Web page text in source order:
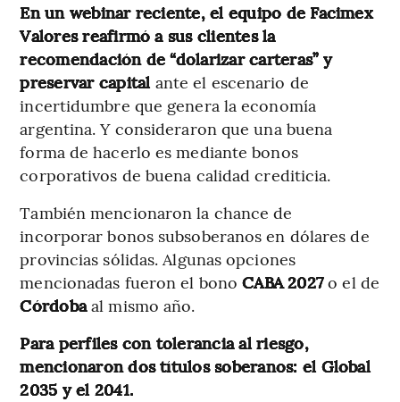
En un webinar reciente, el equipo de Facimex
Valores reafirmó a sus clientes la
recomendación de “dolarizar carteras” y
preservar capital ante el escenario de
incertidumbre que genera la economía
argentina. Y consideraron que una buena
forma de hacerlo es mediante bonos
corporativos de buena calidad crediticia.
También mencionaron la chance de
incorporar bonos subsoberanos en dólares de
provincias sólidas. Algunas opciones
mencionadas fueron el bonoCABA 2027o el de
Córdobaal mismo año.
Para perfiles con tolerancia al riesgo,
mencionaron dos títulos soberanos: el Global
2035 y el 2041.